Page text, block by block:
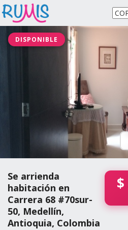
DISPONIBLE
Se arrienda
habitación en
Carrera 68 #70sur-
50, Medellín,
Antioquia, Colombia
$